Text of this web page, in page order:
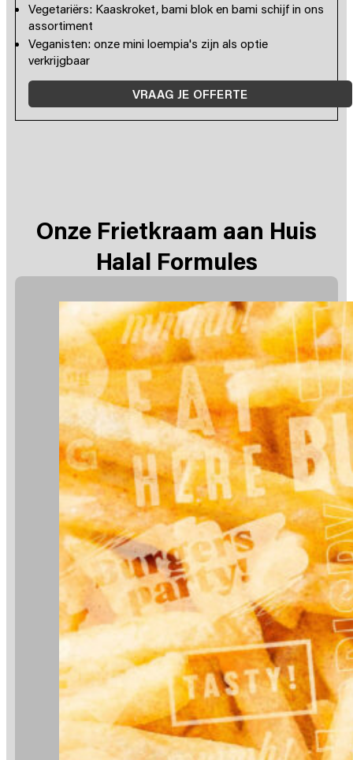
Vegetariërs: Kaaskroket, bami blok en bami schijf in ons
assortiment
Veganisten: onze mini loempia's zijn als optie
verkrijgbaar
VRAAG JE OFFERTE
Onze Frietkraam aan Huis
Halal Formules